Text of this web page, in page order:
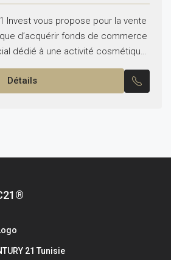
Invest vous propose pour la vente
d’acquérir fonds de commerce
dédié à une activité cosmétique
reconnue, situé dans une artère
Détails
21 Tunisie